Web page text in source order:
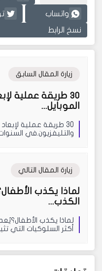
واتساب
نسخ الرابط
زيارة المقال السابق
30 طريقة عملية
الموبايل...
30 طريقة عملية
والتليفزيون.في
زيارة المقال التالي
لماذا يكذب
الكذب...
لماذا يكذب
أكثر السلوكيات التي